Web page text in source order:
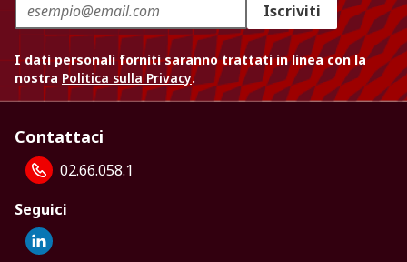
Iscriviti
I dati personali forniti saranno trattati in linea con la
nostra Politica sulla Privacy.
Contattaci
02.66.058.1
Seguici